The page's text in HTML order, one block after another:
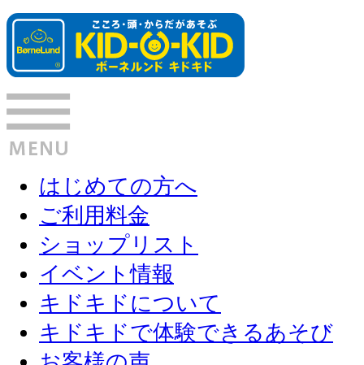
はじめての方へ
ご利用料金
ショップリスト
イベント情報
キドキドについて
キドキドで体験できるあそび